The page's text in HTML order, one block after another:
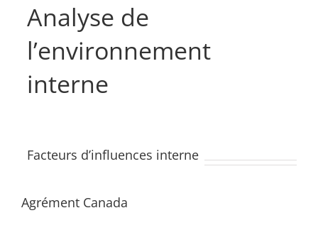
Analyse de
l’environnement
interne
Facteurs d’influences interne
Agrément Canada